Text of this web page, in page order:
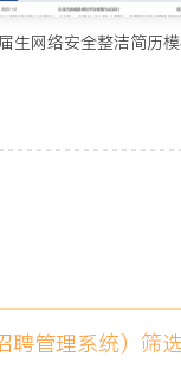
审计，零重大不符合
分，发现并修复潜在
生网络安全整洁简历
聘管理系统）筛